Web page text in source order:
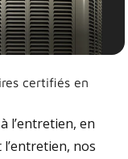
certifiés en
l’entretien, en
nos